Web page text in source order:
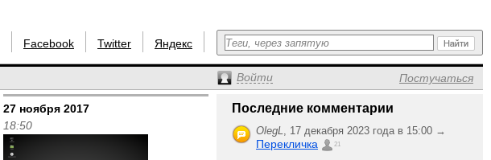
Facebook Twitter Яндекс
Войти Постучаться
27 ноября 2017
18:50
Последние комментарии
OlegL, 17 декабря 2023 года в 15:00 →
Перекличка 21